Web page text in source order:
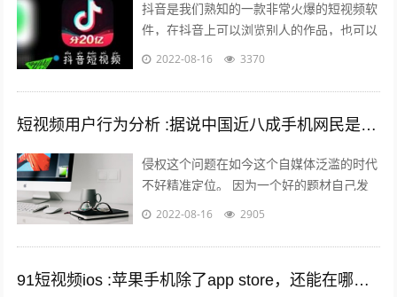
抖音是我们熟知的一款非常火爆的短视频软
件，在抖音上可以浏览别人的作品，也可以
发布自己的作品，那么自己发布作品的时候
2022-08-16 3370
短视频用户行为分析 :据说中国近八成手机网民是短视频用户，侵权问题如何解决？
侵权这个问题在如今这个自媒体泛滥的时代
不好精准定位。 因为一个好的题材自己发
布出去可能只需要短短的几分钟时间就能够
2022-08-16 2905
91短视频ios :苹果手机除了app store，还能在哪里下载软件？包括一些破解软件？